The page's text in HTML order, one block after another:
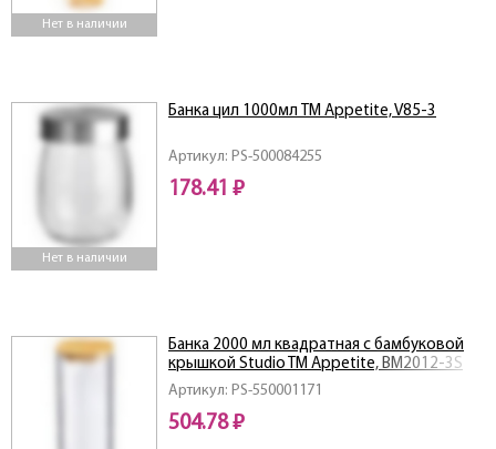
Нет в наличии
Нет в наличии
Артикул: PS-500084255
Банка цил 1000мл ТМ Appetite, V85-3
178.41 ₽
Артикул: PS-550001171
Банка 2000 мл квадратная с бамбуковой
крышкой Studio TM Appetite, BM2012-3S
504.78 ₽